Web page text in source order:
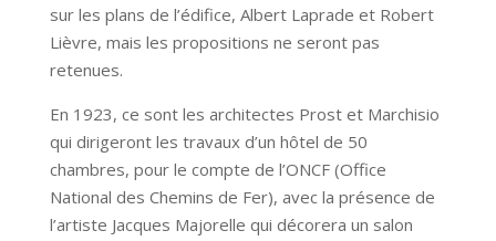
sur les plans de l’édifice, Albert Laprade et Robert
Lièvre, mais les propositions ne seront pas
retenues.
En 1923, ce sont les architectes Prost et Marchisio
qui dirigeront les travaux d’un hôtel de 50
chambres, pour le compte de l’ONCF (Office
National des Chemins de Fer), avec la présence de
l’artiste Jacques Majorelle qui décorera un salon